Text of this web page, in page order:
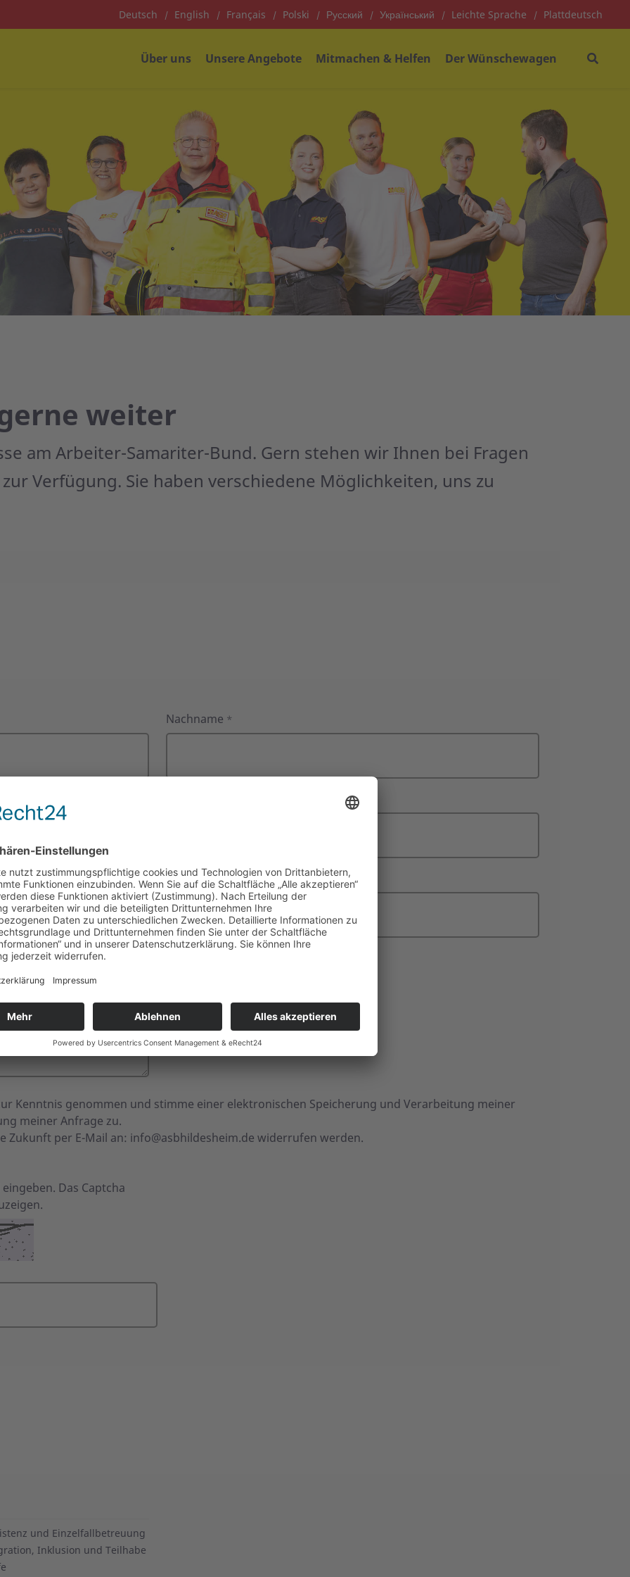
Deutsch English Français Polski Русский Український Leichte Sprache Plattdeutsch
Über uns Unsere Angebote Mitmachen & Helfen Der Wünschewagen
weiter
am Arbeiter-Samariter-Bund. Gern stehen wir Ihnen bei Fragen
Verfügung. Sie haben verschiedene Möglichkeiten, uns zu
Nachname *
E-Mail-Adresse *
Kenntnis genommen und stimme einer elektronischen Speicherung und Verarbeitung meiner
meiner Anfrage zu.
Zukunft per E-Mail an: info@asbhildesheim.de widerrufen werden.
Das Captcha
und Einzelfallbetreuung
Inklusion und Teilhabe